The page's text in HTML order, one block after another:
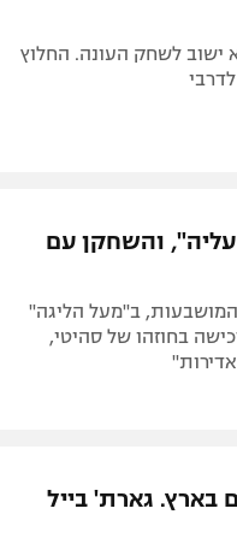
ישוב לשחק העונה. החלוץ
והשחקן עם
המושבעות, ב"מעל הליגה"
בחוזהו של סהיטי,
בארץ. גארת' בייל